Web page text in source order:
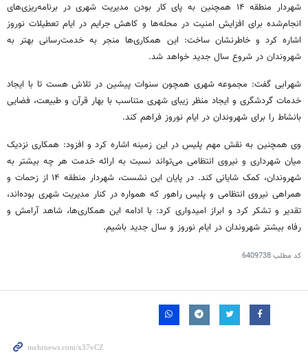
شهردار منطقه ۱۴ همچنین به پای کار بودن مدیریت شهری در برنامه‌ریزی‌های
انجام‌شده برای افزایش امنیت در محله‌ها و کاهش جرایم در ایام تعطیلات نوروز
اشاره کرد و خاطرنشان ساخت: این همکاری‌ها منجر به خدمت‌رسانی بهتر به
شهروندان در شروع سال جدید خواهد شد.
شهرابی گفت: مجموعه شهری همچون سنوات پیشین در تلاش هست تا با ایجاد
خدمات گردشگری و ایجاد منظر زیبای شهری متناسب با بهار قرآن و طبیعت، فضایی
بانشاط را برای شهروندان در ایام نوروز فراهم کند.
وی همچنین به نقش مهم پلیس در این زمینه اشاره کرد و افزود: همکاری نزدیک
میان شهرداری و نیروی انتظامی می‌تواند نسبت به ارائه خدمت هر چه بیشتر به
شهروندان، کمک شایانی کند. در پایان این نشست، شهردار منطقه ۱۴ از زحمات و
همراهی نیروی انتظامی و پلیس راهور که همواره در کنار مدیریت شهری بوده‌اند،
تقدیر و تشکر کرد و ابراز امیدواری کرد: با ادامه این همکاری‌ها، شاهد آرامش و
رفاه بیشتر شهروندان در ایام نوروز و سال جدید باشیم.
کد مطلب6409738